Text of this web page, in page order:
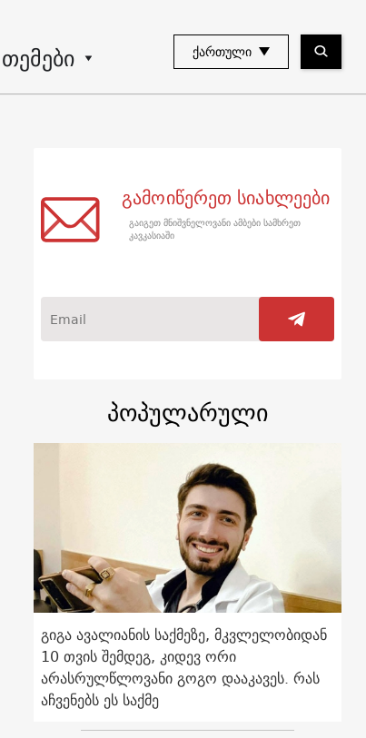
თემები ᲥᲐᲠᲗᲣᲚᲘ
გამოიწერეთ სიახლეები
გაიგეთ მნიშვნელოვანი ამბები სამხრეთ
კავკასიაში
პოპულარული
გიგა ავალიანის საქმეზე, მკვლელობიდან
10 თვის შემდეგ, კიდევ ორი
არასრულწლოვანი გოგო დააკავეს. რას
აჩვენებს ეს საქმე